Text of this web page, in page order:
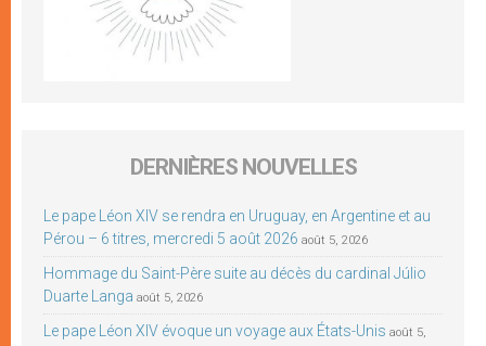
DERNIÈRES NOUVELLES
Le pape Léon XIV se rendra en Uruguay, en Argentine et au
Pérou – 6 titres, mercredi 5 août 2026 août 5, 2026
Hommage du Saint-Père suite au décès du cardinal Júlio
Duarte Langa août 5, 2026
Le pape Léon XIV évoque un voyage aux États-Unis août 5,